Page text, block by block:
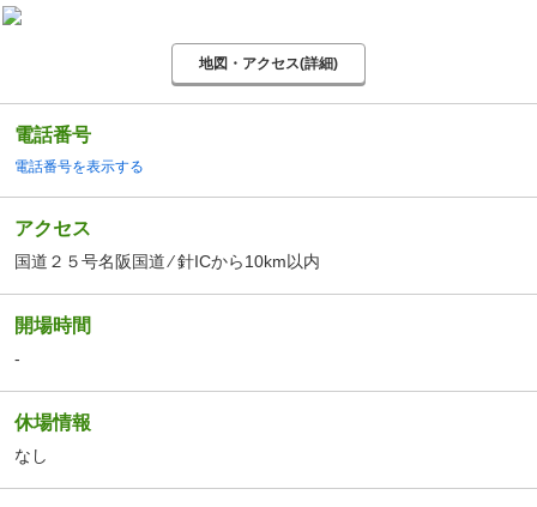
地図・アクセス(詳細)
電話番号
電話番号を表示する
アクセス
国道２５号名阪国道 ⁄ 針ICから10km以内
開場時間
-
休場情報
なし